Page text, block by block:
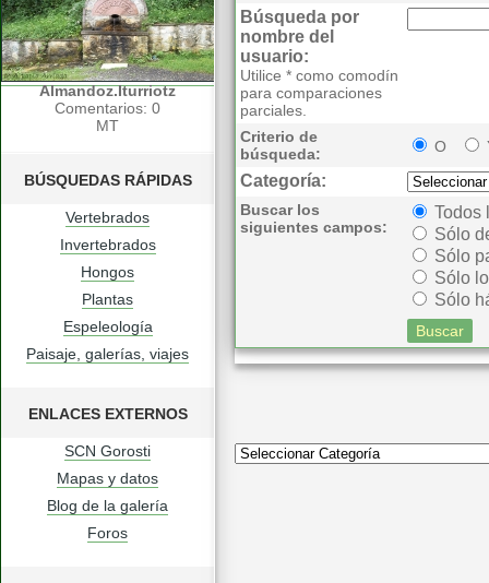
Almandoz.Iturriotz
Comentarios: 0
MT
BÚSQUEDAS RÁPIDAS
Vertebrados
Invertebrados
Hongos
Plantas
Espeleología
Paisaje, galerías, viajes
ENLACES EXTERNOS
SCN Gorosti
Mapas y datos
Blog de la galería
Foros
Búsqueda por
nombre del
usuario:
Utilice * como comodín
para comparaciones
parciales.
Criterio de
búsqueda:
O
Categoría:
Buscar los
siguientes campos:
Todos
Sólo
Sólo
Sólo
Sólo